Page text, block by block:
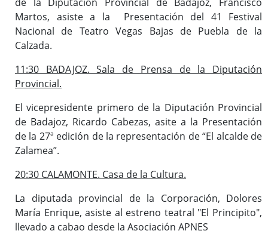
Martos, asiste a la Presentación del 41 Festival
Nacional de Teatro Vegas Bajas de Puebla de la
Calzada.
11:30 BADAJOZ. Sala de Prensa de la Diputación
Provincial.
El vicepresidente primero de la Diputación Provincial
de Badajoz, Ricardo Cabezas, asite a la Presentación
de la 27ª edición de la representación de “El alcalde de
Zalamea”.
20:30 CALAMONTE. Casa de la Cultura.
La diputada provincial de la Corporación, Dolores
María Enrique, asiste al estreno teatral "El Principito",
llevado a cabao desde la Asociación APNES